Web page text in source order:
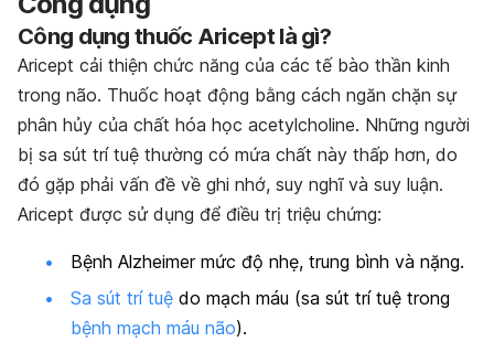
Công dụng thuốc Aricept là gì?
Aricept cải thiện chức năng của các tế bào thần kinh
trong não. Thuốc hoạt động bằng cách ngăn chặn sự
phân hủy của chất hóa học acetylcholine. Những người
bị sa sút trí tuệ thường có mứa chất này thấp hơn, do
đó gặp phải vấn đề về ghi nhớ, suy nghĩ và suy luận.
Aricept được sử dụng để điều trị triệu chứng:
Bệnh Alzheimer mức độ nhẹ, trung bình và nặng.
Sa sút trí tuệ do mạch máu (sa sút trí tuệ trong
bệnh mạch máu não).